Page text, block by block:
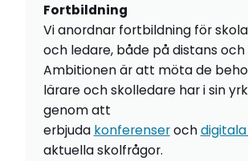
Fortbildning
Vi anordnar fortbildning för
och ledare, både på distans
Ambitionen är att möta de
lärare och skolledare har i sin
genom att
erbjuda konferenseroch
aktuella skolfrågor.